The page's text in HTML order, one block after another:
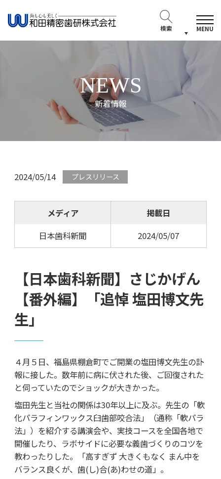
検索 MENU
NEWS
新着情報
2024/05/14 プレスリリース
メディア
日本歯科新聞
掲載日
2024/05/07
【日本歯科新聞】さじかげん
【番外編】「追悼 塩田博文先
生」
４月５日、福島県棚倉町でご開業の塩田博文先生の訃
報に接した。数年前に病に伏された後、ご回復された
と伺っていたのでショックが大きかった。
塩田先生と当社の関係は30年以上に及ぶ。先生の「軟
化パラフィンワックス臼歯部咬合法」（通称「軟パラ
法」）を紹介する講演会や、実技コースを全国各地で
開催したり、ラボサイドに必要な義歯づくりのコツを
教わったりした。「高すぎず 大きくもなく まん中を
バランス良くが、歯(し)合(あ)わせの道」。